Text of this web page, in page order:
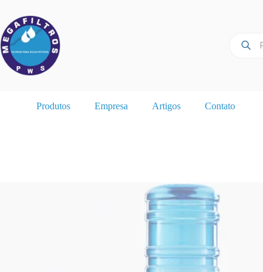
conteúdo
produtos
Produtos Empresa Artigos Contato